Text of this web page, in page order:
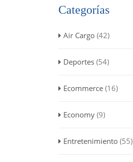
Categorías
Air Cargo(42)
Deportes(54)
Ecommerce(16)
Economy(9)
Entretenimiento(55)